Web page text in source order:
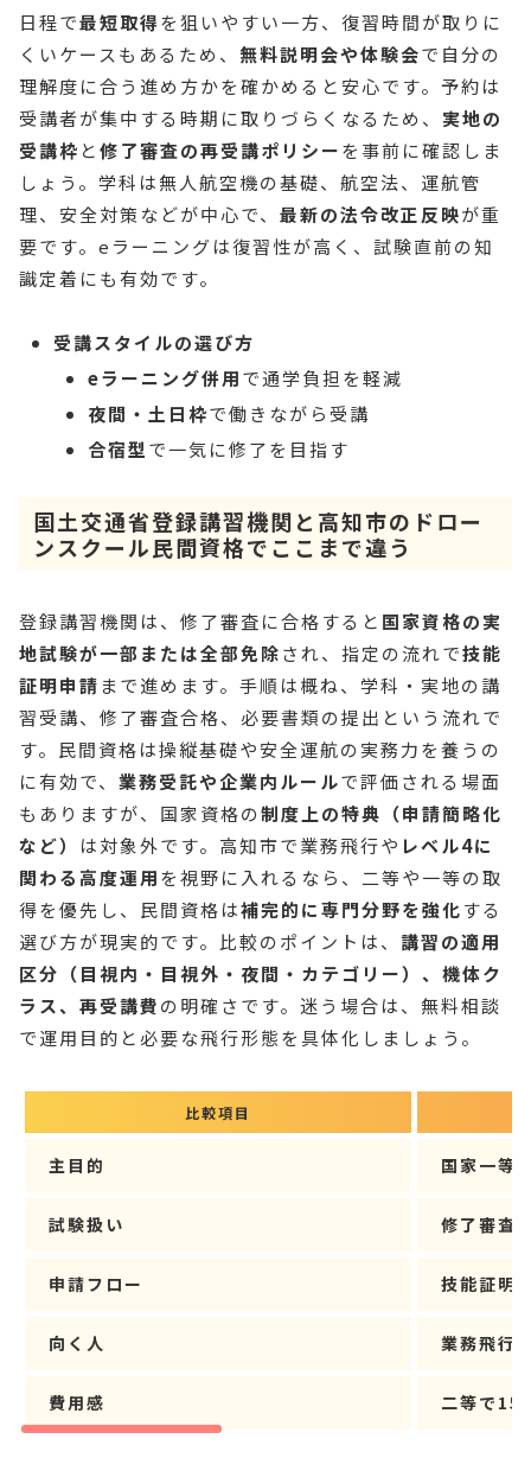
日程で最短取得を狙いやすい一方、復習時間が取りに
くいケースもあるため、 無料説明会や体験会で自分の
理解度に合う進め方かを確かめると安心です。予約は
受講者が集中する時期に取りづらくなるため、 実地の
受講枠 と修了審査の再受講ポリシーを事前に確認しま
しょう。学科は無人航空機の基礎、航空法、運航管
理、安全対策などが中心で、 最新の法令改正反映が重
要です。eラーニングは復習性が高く、試験直前の知
識定着にも有効です。
受講スタイルの選び方
eラーニング併用で通学負担を軽減
夜間・土日枠で働きながら受講
合宿型で一気に修了を目指す
国土交通省登録講習機関と高知市のドロー
ンスクール民間資格でここまで違う
登録講習機関は、修了審査に合格すると 国家資格の実
地試験が一部または全部免除され、指定の流れで技能
証明申請 まで進めます。手順は概ね、学科・実地の講
習受講、修了審査合格、必要書類の提出という流れで
す。民間資格は操縦基礎や安全運航の実務力を養うの
に有効で、 業務受託や企業内ルールで評価される場面
もありますが、国家資格の制度上の特典（申請簡略化
など） は対象外です。高知市で業務飛行や レベル4に
関わる高度運用を視野に入れるなら、二等や一等の取
得を優先し、民間資格は補完的に専門分野を強化する
選び方が現実的です。比較のポイントは、 講習の適用
区分（目視内・目視外・夜間・カテゴリー）、機体ク
ラス、再受講費の明確さです。迷う場合は、無料相談
で運用目的と必要な飛行形態を具体化しましょう。
比較項目
主目的 国家一等
試験扱い 修了審査
申請フロー 技能証明
向く人 業務飛行
費用感 二等で 15